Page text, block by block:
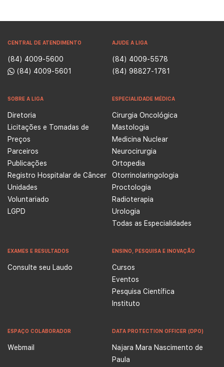
CENTRAL DE ATENDIMENTO
(84) 4009-5600
(84) 4009-5601
AJUDE A LIGA
(84) 4009-5578
(84) 98827-1781
SOBRE A LIGA
Diretoria
Licitações e Tomadas de
Preços
Parceiros
Publicações
Registro Hospitalar de Câncer
Unidades
Voluntariado
LGPD
ESPECIALIDADE MÉDICA
Cirurgia Oncológica
Mastologia
Medicina Nuclear
Neurocirurgia
Ortopedia
Otorrinolaringologia
Proctologia
Radioterapia
Urologia
Todas as Especialidades
EXAMES E RESULTADOS
Consulte seu Laudo
ENSINO, PESQUISA E INOVAÇÃO
Cursos
Eventos
Pesquisa Científica
Instituto
ESPAÇO COLABORADOR
Webmail
DATA PROTECTION OFFICER (DPO)
Najara Mara Nascimento de
Paula